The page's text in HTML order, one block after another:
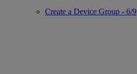
Create a Device Group - 6/9